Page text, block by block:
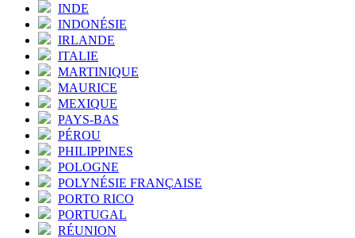
INDE
INDONÉSIE
IRLANDE
ITALIE
MARTINIQUE
MAURICE
MEXIQUE
PAYS-BAS
PÉROU
PHILIPPINES
POLOGNE
POLYNÉSIE FRANÇAISE
PORTO RICO
PORTUGAL
RÉUNION